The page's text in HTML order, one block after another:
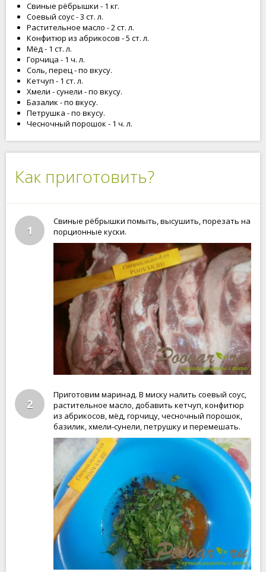
Свиные рёбрышки - 1 кг.
Соевый соус - 3 ст. л.
Растительное масло - 2 ст. л.
Конфитюр из абрикосов - 5 ст. л.
Мёд - 1 ст. л.
Горчица - 1 ч. л.
Соль, перец - по вкусу.
Кетчуп - 1 ст. л.
Хмели - сунели - по вкусу.
Базалик - по вкусу.
Петрушка - по вкусу.
Чесночный порошок - 1 ч. л.
Как приготовить?
1
Свиные рёбрышки помыть, высушить, порезать на
порционные куски.
2
Приготовим маринад. В миску налить соевый соус,
растительное масло, добавить кетчуп, конфитюр
из абрикосов, мёд, горчицу, чесночный порошок,
базилик, хмели-сунели, петрушку и перемешать.